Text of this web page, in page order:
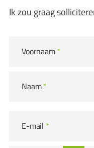
Ik zou graag
Voornaam *
Naam*
E-mail *